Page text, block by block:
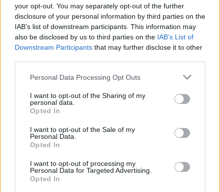
your opt-out. You may separately opt-out of the further
disclosure of your personal information by third parties on the
IAB’s list of downstream participants. This information may
also be disclosed by us to third parties on the IAB’s List of
Downstream Participants that may further disclose it to other
Personal Data Processing Opt Outs
I want to opt-out of the Sharing of my
personal data.
Opted In
I want to opt-out of the Sale of my
Personal Data.
Opted In
I want to opt-out of processing my
Personal Data for Targeted Advertising.
Opted In
Helyi
Amire többmillióan vártunk: szombattól
másodfokúra csökken a riasztás
Pest megye
Fából épül Budakeszi új óvodája
Kecskeméten is szakirányú